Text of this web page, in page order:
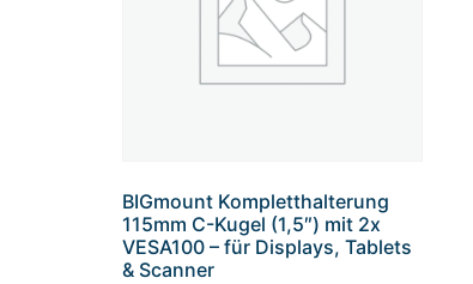
BIGmount Kompletthalterung
115mm C-Kugel (1,5″) mit 2x
VESA100 – für Displays, Tablets
& Scanner